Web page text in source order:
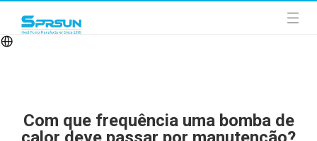
Com que frequência uma bomba de